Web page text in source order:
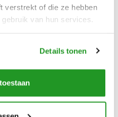
verstrekt of die ze hebben
van hun services.
Details tonen